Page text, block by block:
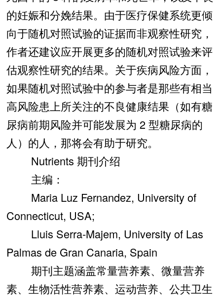
的妊娠和分娩结果。由于医疗保健系统更倾
向于随机对照试验的证据而非观察性研究，
作者还建议应开展更多的随机对照试验来评
估观察性研究的结果。关于疾病风险方面，
如果随机对照试验中的参与者是那些有相当
高风险患上所关注的不良健康结果（如有糖
尿病前期风险并可能发展为 2 型糖尿病的
人）的人，那将会有助于研究。
Nutrients 期刊介绍
主编：
Maria Luz Fernandez, University of
Connecticut, USA;
Lluis Serra-Majem, University of Las
Palmas de Gran Canaria, Spain
期刊主题涵盖常量营养素、微量营养
素、生物活性营养素、运动营养、公共卫生